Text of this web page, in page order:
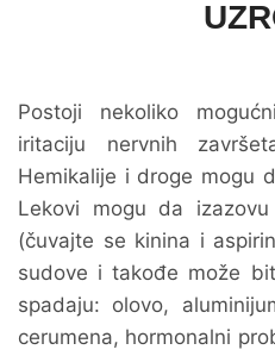
Postoji nekoliko
iritaciju nervnih
Hemikalije i droge mogu
Lekovi mogu da
(čuvajte se kinina i
sudove i takođe može
spadaju: olovo,
cerumena, hormonalni